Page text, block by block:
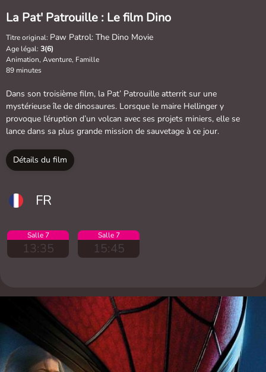
La Pat' Patrouille : Le film Dino
Titre original: Paw Patrol: The Dino Movie
Age légal: 3(6)
Animation, Aventure, Famille
89 minutes
Dans son troisième film, la Pat’ Patrouille atterrit sur une
mystérieuse île de dinosaures. Lorsque le maire Hellinger y
provoque l’éruption d’un volcan avec ses projets miniers, elle se
lance dans sa plus grande mission de sauvetage à ce jour.
Détails du film
FR
Salle 7
13:35
Salle 7
15:45